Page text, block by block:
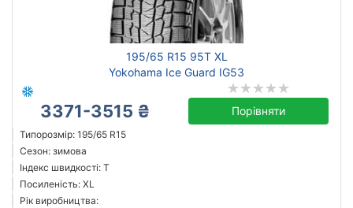
195/65 R15 95T XL
Yokohama Ice Guard IG53
3371-3515 ₴ Порівняти
Типорозмір: 195/65 R15
Сезон: зимова
Індекс швидкості: T
Посиленість: XL
Рік виробництва: